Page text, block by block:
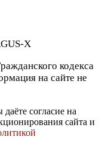
X
кодекса
на сайте не
согласие на
сайта и